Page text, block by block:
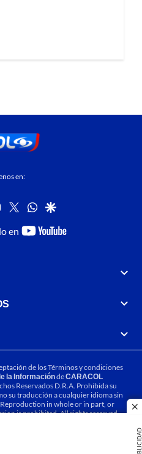
PUBLICIDAD
en:
instagram
twitterwhatsapp
google
en
youtube-
de losTérminos y condiciones
la InformacióndeCARACOL
Reservados D.R.A. Prohibida su
su traducción a cualquier idioma sin
in whole or in part, or
is prohibited. All rights reserved